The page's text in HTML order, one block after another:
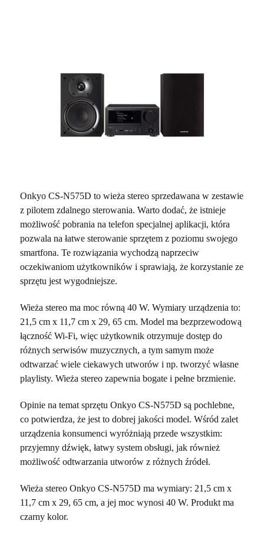
Onkyo CS-N575D to wieża stereo sprzedawana w zestawie
z pilotem zdalnego sterowania. Warto dodać, że istnieje
możliwość pobrania na telefon specjalnej aplikacji, która
pozwala na łatwe sterowanie sprzętem z poziomu swojego
smartfona. Te rozwiązania wychodzą naprzeciw
oczekiwaniom użytkowników i sprawiają, że korzystanie ze
sprzętu jest wygodniejsze.
Wieża stereo ma moc równą 40 W. Wymiary urządzenia to:
21,5 cm x 11,7 cm x 29, 65 cm. Model ma bezprzewodową
łączność Wi-Fi, więc użytkownik otrzymuje dostęp do
różnych serwisów muzycznych, a tym samym może
odtwarzać wiele ciekawych utworów i np. tworzyć własne
playlisty. Wieża stereo zapewnia bogate i pełne brzmienie.
Opinie na temat sprzętu Onkyo CS-N575D są pochlebne,
co potwierdza, że jest to dobrej jakości model. Wśród zalet
urządzenia konsumenci wyróżniają przede wszystkim:
przyjemny dźwięk, łatwy system obsługi, jak również
możliwość odtwarzania utworów z różnych źródeł.
Wieża stereo Onkyo CS-N575D ma wymiary: 21,5 cm x
11,7 cm x 29, 65 cm, a jej moc wynosi 40 W. Produkt ma
czarny kolor.